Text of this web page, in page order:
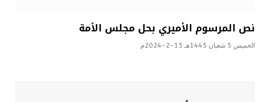
نص المرسوم الأميري بحل مجلس الأمة
الخميس 5 شعبان 1445هـ 15-2-2024م